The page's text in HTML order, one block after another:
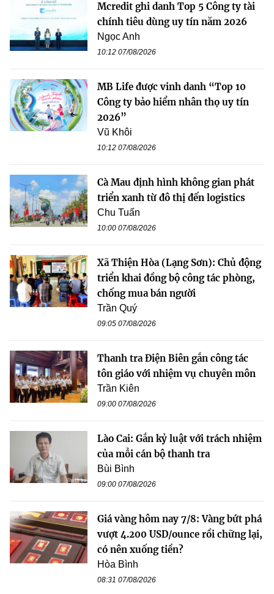
Mcredit ghi danh Top 5 Công ty tài
chính tiêu dùng uy tín năm 2026
Ngọc Anh
10:12 07/08/2026
MB Life được vinh danh “Top 10
Công ty bảo hiểm nhân thọ uy tín
2026”
Vũ Khôi
10:12 07/08/2026
Cà Mau định hình không gian phát
triển xanh từ đô thị đến logistics
Chu Tuấn
10:00 07/08/2026
Xã Thiện Hòa (Lạng Sơn): Chủ động
triển khai đồng bộ công tác phòng,
chống mua bán người
Trần Quý
09:05 07/08/2026
Thanh tra Điện Biên gắn công tác
tôn giáo với nhiệm vụ chuyên môn
Trần Kiên
09:00 07/08/2026
Lào Cai: Gắn kỷ luật với trách nhiệm
của mỗi cán bộ thanh tra
Bùi Bình
09:00 07/08/2026
Giá vàng hôm nay 7/8: Vàng bứt phá
vượt 4.200 USD/ounce rồi chững lại,
có nên xuống tiền?
Hòa Bình
08:31 07/08/2026